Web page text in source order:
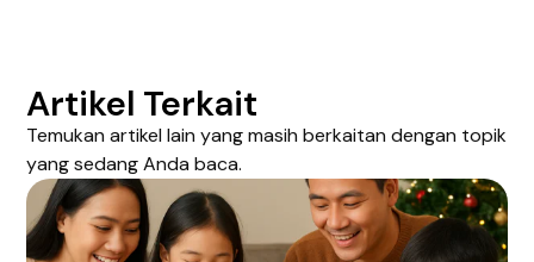
Artikel Terkait
Temukan artikel lain yang masih berkaitan dengan topik
yang sedang Anda baca.